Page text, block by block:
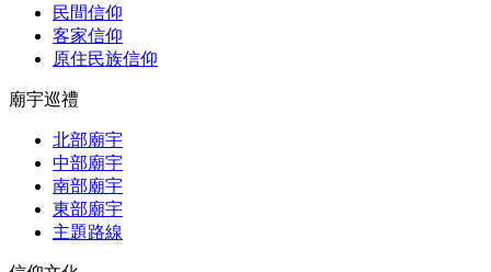
民間信仰
客家信仰
原住民族信仰
廟宇巡禮
北部廟宇
中部廟宇
南部廟宇
東部廟宇
主題路線